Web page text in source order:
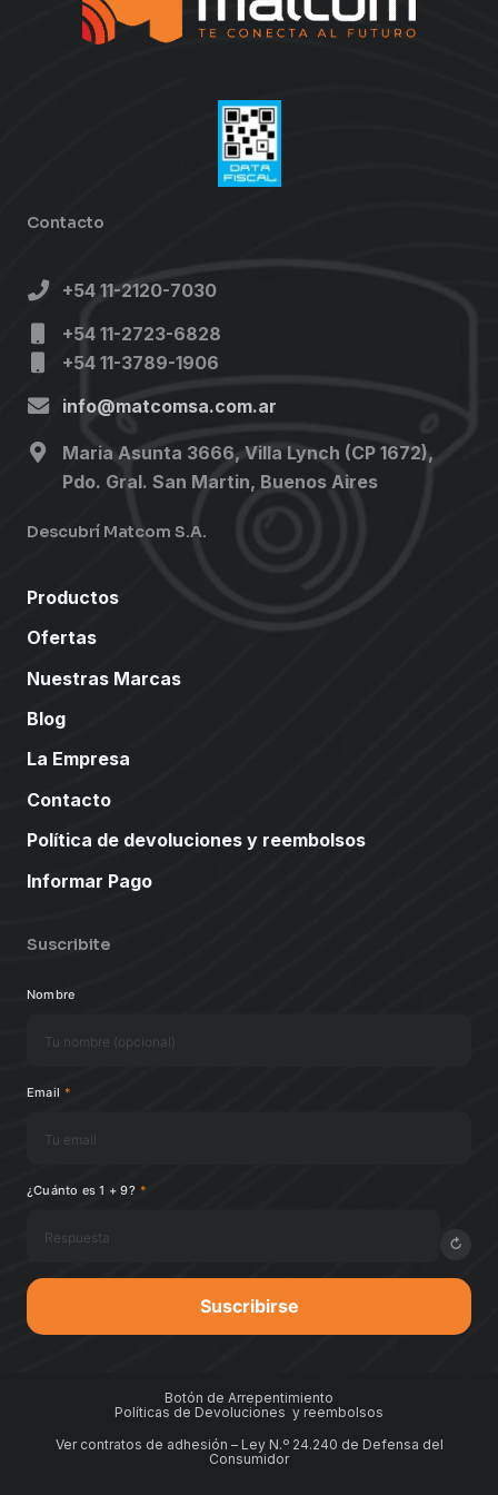
Contacto
+54 11-2120-7030
+54 11-2723-6828
+54 11-3789-1906
info@matcomsa.com.ar
Maria Asunta 3666, Villa Lynch (CP 1672),
Pdo. Gral. San Martin, Buenos Aires
Descubrí Matcom S.A.
Productos
Ofertas
Nuestras Marcas
Blog
La Empresa
Contacto
Política de devoluciones y reembolsos
Informar Pago
Suscribite
Nombre
Email *
¿Cuánto es 1 + 9? *
↻
Suscribirse
Botón de Arrepentimiento
Políticas de Devoluciones y reembolsos
Ver contratos de adhesión – Ley N.º 24.240 de Defensa del
Consumidor